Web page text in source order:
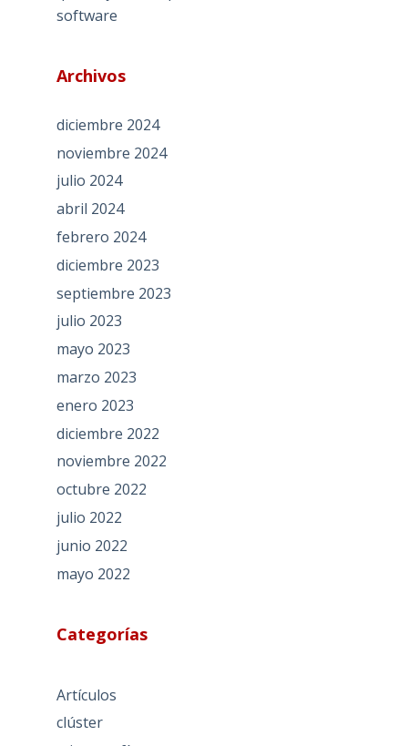
software
Archivos
diciembre 2024
noviembre 2024
julio 2024
abril 2024
febrero 2024
diciembre 2023
septiembre 2023
julio 2023
mayo 2023
marzo 2023
enero 2023
diciembre 2022
noviembre 2022
octubre 2022
julio 2022
junio 2022
mayo 2022
Categorías
Artículos
clúster